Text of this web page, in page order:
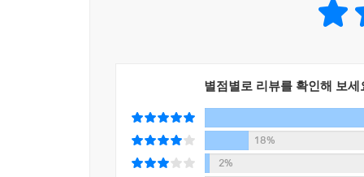
있던 괴로움의 에너지를 풀어내 근본적으로 치유
에 홀로 던져진 것처럼 외롭고 다 무의미하다고
으로 모습을 드러내지는 않지만, 모양이 있는 만
계십니다. 부디 용기를 잃지 마세요.
이 글을 읽고 언젠가 미황사에 가셔서 아침을 맞
고 맑은 새벽 공기, 경내를 은은하게 울리는 종소
‘3장. 삶을 감상하는 법’은 사회가 만들어놓은 획
‘4장. 우정의 여러 가지 면’에서는 현대인들
상대를 들여다볼 수 있는 기회를 제공한다.
‘5장. 외로움에 관한 생각’에서는 현대인들의
시대를 맞는 우리의 자세 등에 대해 이야기한다.
별점별로 리뷰를 확인해 보세
18%
2%